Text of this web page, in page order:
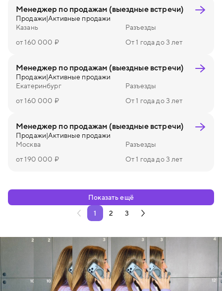
Менеджер по продажам (выездные встречи)
Продажи|Активные продажи
Казань
Разъезды
от 160 000 ₽
От 1 года до 3 лет
Менеджер по продажам (выездные встречи)
Продажи|Активные продажи
Екатеринбург
Разъезды
от 160 000 ₽
От 1 года до 3 лет
Менеджер по продажам (выездные встречи)
Продажи|Активные продажи
Москва
Разъезды
от 190 000 ₽
От 1 года до 3 лет
Показать ещё
1
2 3